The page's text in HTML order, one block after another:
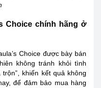
Choice chính hãng ở
Choice được bày bán
không tránh khỏi tình
khiến kết quả không
để đảm bảo mua hàng